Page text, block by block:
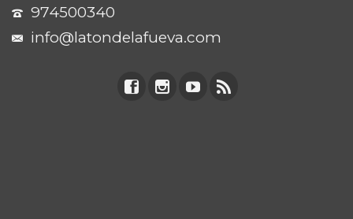
974500340
info@latondelafueva.com